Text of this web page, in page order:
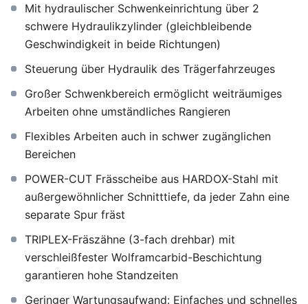
Mit hydraulischer Schwenkeinrichtung über 2
schwere Hydraulikzylinder (gleichbleibende
Geschwindigkeit in beide Richtungen)
Steuerung über Hydraulik des Trägerfahrzeuges
Großer Schwenkbereich ermöglicht weiträumiges
Arbeiten ohne umständliches Rangieren
Flexibles Arbeiten auch in schwer zugänglichen
Bereichen
POWER-CUT Frässcheibe aus HARDOX-Stahl mit
außergewöhnlicher Schnitttiefe, da jeder Zahn eine
separate Spur fräst
TRIPLEX-Fräszähne (3-fach drehbar) mit
verschleißfester Wolframcarbid-Beschichtung
garantieren hohe Standzeiten
Geringer Wartungsaufwand: Einfaches und schnelles